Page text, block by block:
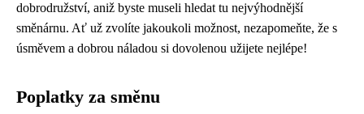
dobrodružství, aniž byste museli hledat tu nejvýhodnější
směnárnu. Ať už zvolíte jakoukoli možnost, nezapomeňte, že s
úsměvem a dobrou náladou si dovolenou užijete nejlépe!
Poplatky za směnu